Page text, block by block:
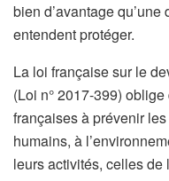
bien d’avantage
entendent protéger.
La loi française sur le
(Loi n° 2017-399)
françaises à prévenir
humains, à
leurs activités, celles